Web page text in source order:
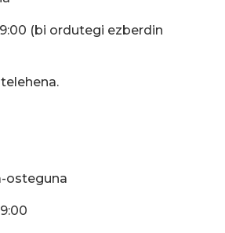
(bi ordutegi ezberdin
osteguna